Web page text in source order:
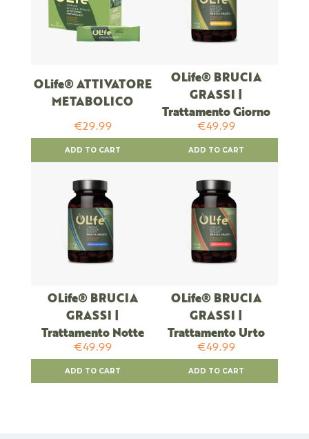
OLife® ATTIVATORE
METABOLICO
€29.99
ADD TO CART
OLife® BRUCIA
GRASSI |
Trattamento Giorno
€49.99
ADD TO CART
OLife® BRUCIA
GRASSI |
Trattamento Notte
€49.99
ADD TO CART
OLife® BRUCIA
GRASSI |
Trattamento Urto
€49.99
ADD TO CART